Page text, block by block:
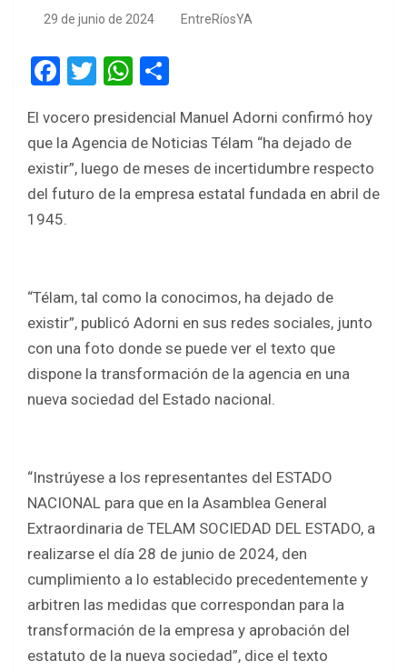
29 de junio de 2024 EntreRíosYA
F
ce
b
o
o
T
tt
er
W
at
s
A
ar
e
El vocero presidencial Manuel Adorni confirmó hoy
que la Agencia de Noticias Télam “ha dejado de
existir”, luego de meses de incertidumbre respecto
del futuro de la empresa estatal fundada en abril de
1945.
“Télam, tal como la conocimos, ha dejado de
existir”, publicó Adorni en sus redes sociales, junto
con una foto donde se puede ver el texto que
dispone la transformación de la agencia en una
nueva sociedad del Estado nacional.
“Instrúyese a los representantes del ESTADO
NACIONAL para que en la Asamblea General
Extraordinaria de TELAM SOCIEDAD DEL ESTADO, a
realizarse el día 28 de junio de 2024, den
cumplimiento a lo establecido precedentemente y
arbitren las medidas que correspondan para la
transformación de la empresa y aprobación del
estatuto de la nueva sociedad”, dice el texto